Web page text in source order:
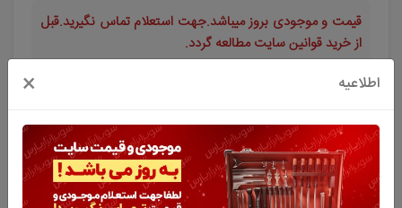
افزودن به سبد خرید
قیمت و موجودی بروز میباشد.جهت استعلام تماس نگیرید.قبل
از خرید قوانین سایت مطالعه گردد.
اطلاعیه ×